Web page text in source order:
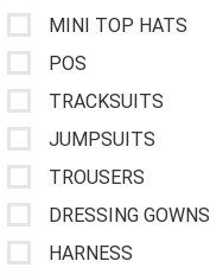
MINI TOP HATS
POS
TRACKSUITS
JUMPSUITS
TROUSERS
DRESSING GOWNS
HARNESS